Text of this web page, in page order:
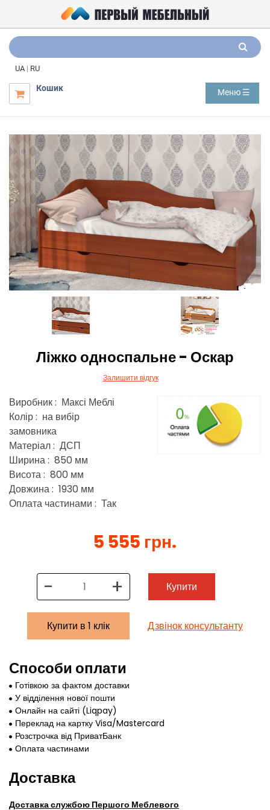
UA | RU

Кошик Меню ☰
Ліжко односпальне - Оскар
Залишити відгук
Виробник : Максі Меблі
Колір : на вибір
замовника
Матеріал : ДСП
Ширина : 850 мм
Висота : 800 мм
Довжина : 1930 мм
Оплата частинами : Так
5 555 грн.
- + Купити
Купити в 1 клік Дзвінок консультанту
Способи оплати
Готівкою за фактом доставки
У відділення нової пошти
Онлайн на сайті (Liqpay)
Переклад на картку Visa/Mastercard
Розстрочка від ПриватБанк
Оплата частинами
Доставка
Доставка службою Першого Меблевого